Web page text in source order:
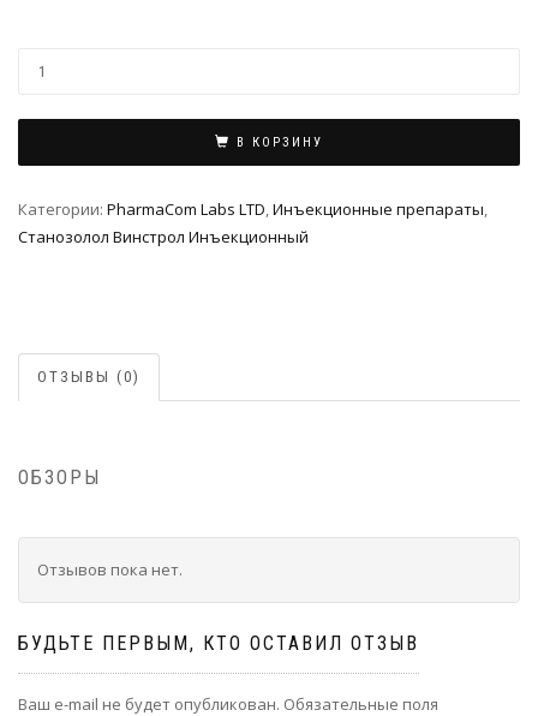
В КОРЗИНУ
Категории: PharmaCom Labs LTD,Инъeкциoнныe препараты,
Станозолол Винстрол Инъекционный
ОТЗЫВЫ (0)
ОБЗОРЫ
Отзывов пока нет.
БУДЬТЕ ПЕРВЫМ, КТО ОСТАВИЛ ОТЗЫВ
Ваш e-mail не будет опубликован. Обязательные поля